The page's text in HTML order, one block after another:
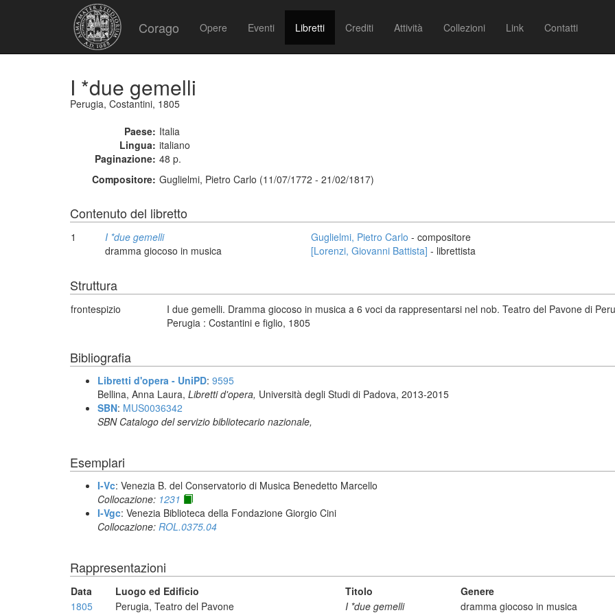
Corago Opere Eventi Libretti Crediti Attività Collezioni Link Contatti
I *due gemelli
Perugia, Costantini, 1805
Paese: Italia
Lingua: italiano
Paginazione: 48 p.
Compositore: Guglielmi, Pietro Carlo (11/07/1772 - 21/02/1817)
Contenuto del libretto
1
I *due gemelli
dramma giocoso in musica
Guglielmi, Pietro Carlo - compositore
[Lorenzi, Giovanni Battista] - librettista
Struttura
frontespizio
I due gemelli. Dramma giocoso in musica a 6 voci da rappresentarsi nel nob. Teatro del Pavone di
Perugia : Costantini e figlio, 1805
Bibliografia
Libretti d'opera - UniPD: 9595
Bellina, Anna Laura, Libretti d'opera, Università degli Studi di Padova, 2013-2015
SBN: MUS0036342
SBN Catalogo del servizio bibliotecario nazionale,
Esemplari
I-Vc: Venezia B. del Conservatorio di Musica Benedetto Marcello
Collocazione: 1231
I-Vgc: Venezia Biblioteca della Fondazione Giorgio Cini
Collocazione: ROL.0375.04
Rappresentazioni
Data Luogo ed Edificio Titolo Genere
1805
Perugia, Teatro del Pavone I *due gemelli dramma giocoso in musica